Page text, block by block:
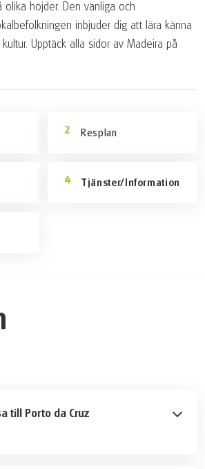
höjder. Den vänliga och
inbjuder dig att lära känna
Upptäck alla sidor av Madeira på
Resplan
Tjänster/Information
till Porto da Cruz